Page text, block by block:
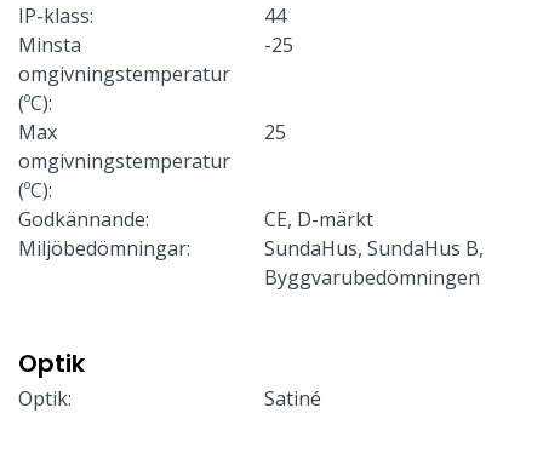
IP-klass:
44
Minsta
omgivningstemperatur
(ºC):
-25
Max
omgivningstemperatur
(ºC):
25
Godkännande:
CE, D-märkt
Miljöbedömningar:
SundaHus, SundaHus B,
Byggvarubedömningen
Optik
Optik: Satiné